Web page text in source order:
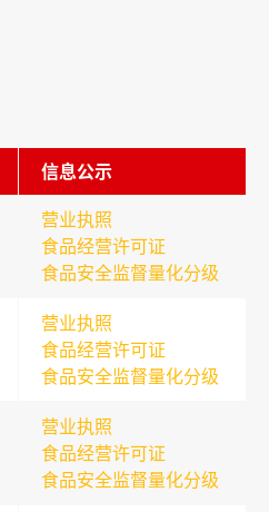
信息公示
营业执照
食品经营许可证
食品安全监督量化分级
营业执照
食品经营许可证
食品安全监督量化分级
营业执照
食品经营许可证
食品安全监督量化分级